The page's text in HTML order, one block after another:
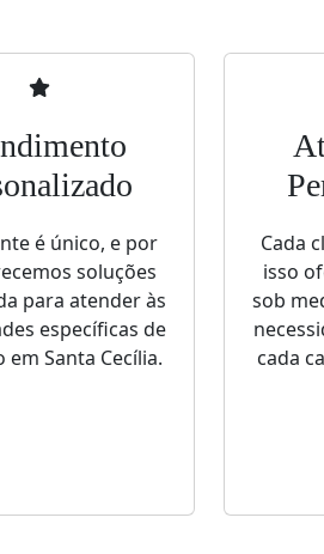
é único, e por
soluções
para atender às
específicas de
em Santa Cecília.
Cada
isso
sob
cada